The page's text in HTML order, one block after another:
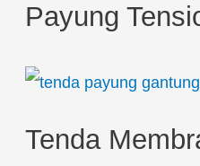
f
o
:
Payung
Tenda